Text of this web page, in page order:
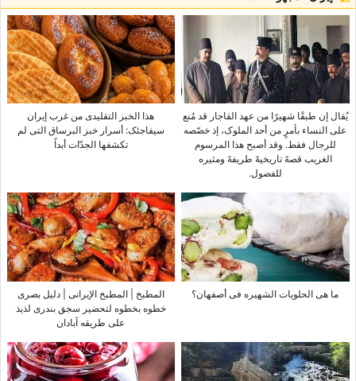
یُقال إن طبقًا شهیرًا من عهد القاجار قد مُنع
على النساء بأمرٍ من أحد الملوک، إذ خصّصه
للرجال فقط. وقد أصبح هذا المرسوم
الغریب قصهً تاریخیهً طریفهً ومثیره
للفضول.
هذا الخبز التقلیدی من غرب إیران
سیفاجئک: أسرار خبز البرساق التی لم
تکشفها الجدّات أبداً
ما هی الحلویات الشهیره فی أصفهان؟
المطبخ | المطبخ الإیرانی | دلیل بصری
خطوه بخطوه لتحضیر سجق بندری لذیذ
على طریقه آبادان